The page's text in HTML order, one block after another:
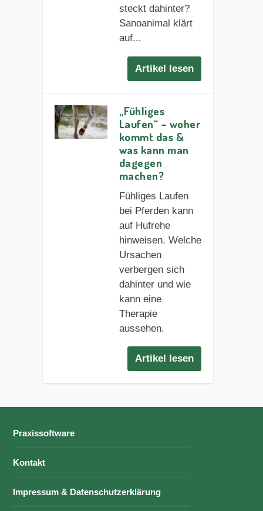
steckt dahinter?
Sanoanimal klärt
auf...
Artikel lesen
„Fühliges
Laufen“ – woher
kommt das &
was kann man
dagegen
machen?
Fühliges Laufen
bei Pferden kann
auf Hufrehe
hinweisen. Welche
Ursachen
verbergen sich
dahinter und wie
kann eine
Therapie
aussehen.
Artikel lesen
Praxissoftware
Kontakt
Impressum & Datenschutzerklärung